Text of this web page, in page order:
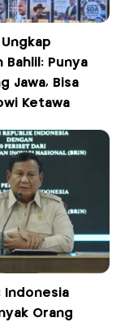
Bahlil: Punya
Jawa, Bisa
Ketawa
Indonesia
Orang